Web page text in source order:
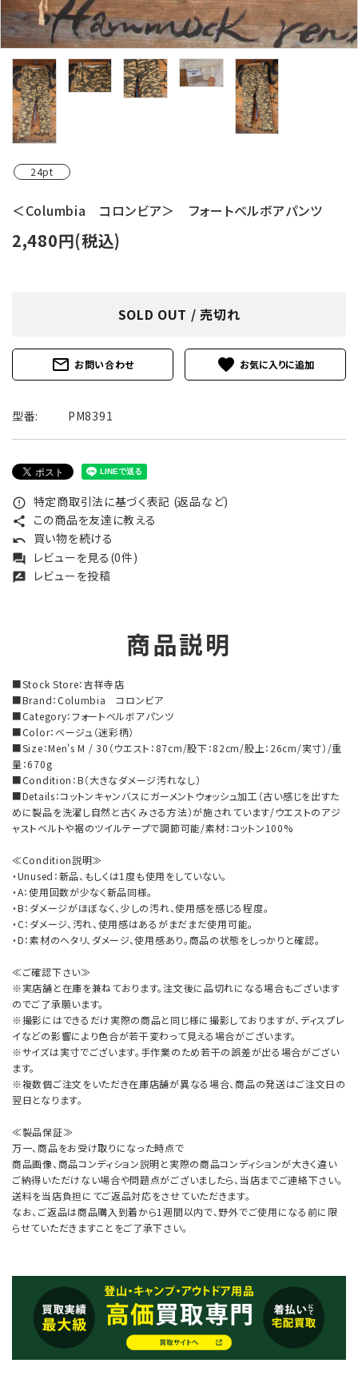
24pt
＜Columbia コロンビア＞ フォートベルボアパンツ
2,480円(税込)
SOLD OUT / 売切れ
mail_outline お問い合わせ favorite
型番: PM8391
error_outline 特定商取引法に基づく表記 (返品など)
share この商品を友達に教える
undo 買い物を続ける
forum レビューを見る(0件)
rate_review レビューを投稿
商品説明
■Stock Store：吉祥寺店
■Brand：Columbia コロンビア
■Category：フォートベルボアパンツ
■Color：ベージュ（迷彩柄）
■Size：Men's M / 30（ウエスト：87cm/股下：82cm/股上：26cm/実寸）/重
量：670g
■Condition：B（大きなダメージ汚れなし）
■Details：コットンキャンバスにガーメントウォッシュ加工（古い感じを出すた
めに製品を洗濯し自然と古くみさる方法）が施されています/ウエストのアジ
ャストベルトや裾のツイルテープで調節可能/素材：コットン100%
≪Condition説明≫
・Unused：新品、もしくは1度も使用をしていない。
・A：使用回数が少なく新品同様。
・B：ダメージがほぼなく、少しの汚れ、使用感を感じる程度。
・C：ダメージ、汚れ、使用感はあるがまだまだ使用可能。
・D：素材のヘタリ、ダメージ、使用感あり。商品の状態をしっかりと確認。
≪ご確認下さい≫
※実店舗と在庫を兼ねております。注文後に品切れになる場合もございます
のでご了承願います。
※撮影にはできるだけ実際の商品と同じ様に撮影しておりますが、ディスプレ
イなどの影響により色合が若干変わって見える場合がございます。
※サイズは実寸でございます。手作業のため若干の誤差が出る場合がござい
ます。
※複数個ご注文をいただき在庫店舗が異なる場合、商品の発送はご注文日の
翌日となります。
≪製品保証≫
万一、商品をお受け取りになった時点で
商品画像、商品コンディション説明と実際の商品コンディションが大きく違い
ご納得いただけない場合や問題点がございましたら、当店までご連絡下さい。
送料を当店負担にてご返品対応をさせていただきます。
なお、ご返品は商品購入到着から1週間以内で、野外でご使用になる前に限
らせていただきますことをご了承下さい。